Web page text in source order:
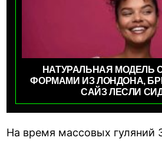
НАТУРАЛЬНАЯ
ФОРМАМИ ИЗ ЛОНДОНА,
САЙЗ ЛЕСЛИ
На время массовых гуляний